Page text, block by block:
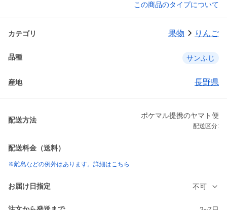
この商品のタイプについて
カテゴリ 果物 りんご
品種 サンふじ
産地 長野県
配送方法
ポケマル提携のヤマト便
配送区分:
配送料金（送料）
※離島などの例外はあります。詳細はこちら
お届け日指定 不可